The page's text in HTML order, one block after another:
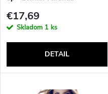
r
d
r
o
d
€17,69
Skladom 1 ks
DETAIL